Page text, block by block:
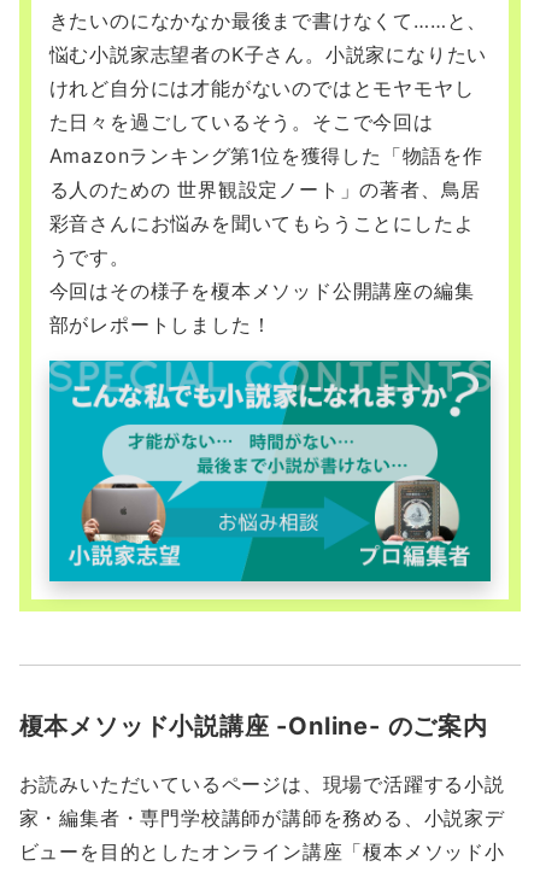
きたいのになかなか最後まで書けなくて……と、
悩む小説家志望者のK子さん。小説家になりたい
けれど自分には才能がないのではとモヤモヤし
た日々を過ごしているそう。そこで今回は
Amazonランキング第1位を獲得した「物語を作
る人のための 世界観設定ノート」の著者、鳥居
彩音さんにお悩みを聞いてもらうことにしたよ
うです。
今回はその様子を榎本メソッド公開講座の編集
部がレポートしました！
榎本メソッド小説講座 -Online- のご案内
お読みいただいているページは、現場で活躍する小説
家・編集者・専門学校講師が講師を務める、小説家デ
ビューを目的としたオンライン講座「榎本メソッド小